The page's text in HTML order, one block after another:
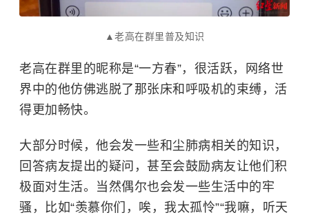
▲老高在群里普及知识
老高在群里的昵称是“一方春”，很活跃，网络世
界中的他仿佛逃脱了那张床和呼吸机的束缚，活
得更加畅快。
大部分时候，他会发一些和尘肺病相关的知识，
回答病友提出的疑问，甚至会鼓励病友让他们积
极面对生活。当然偶尔也会发一些生活中的牢
骚，比如“羡慕你们，唉，我太孤怜”“我嘛，听天